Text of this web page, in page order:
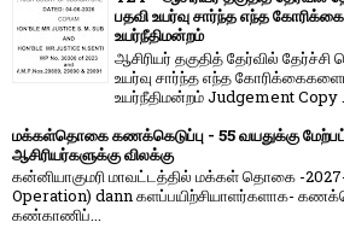
பதவி உயர்வு சார்ந்த எந்த
உயர்நீதிமன்றம்
ஆசிரியர் தகுதித் தேர்வில்
உயர்வு சார்ந்த எந்த
உயர்நீதிமன்றம் Judgement Copy
மக்கள்தொகை கணக்கெடுப்பு - 55 வயதுக்கு
ஆசிரியர்களுக்கு விலக்கு
கன்னியாகுமரி மாவட்டத்தில் மக்கள் தொகை -
Operation) dann களப்பயிற்சியாளர்களாக-
கண்காணிப்...